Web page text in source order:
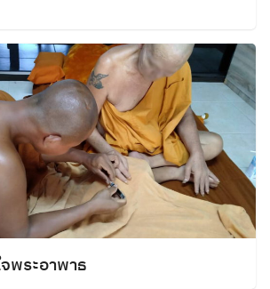
พระอาพาธ